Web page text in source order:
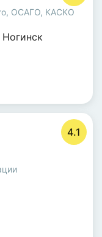
, ОСАГО, КАСКО
Ногинск
4.1